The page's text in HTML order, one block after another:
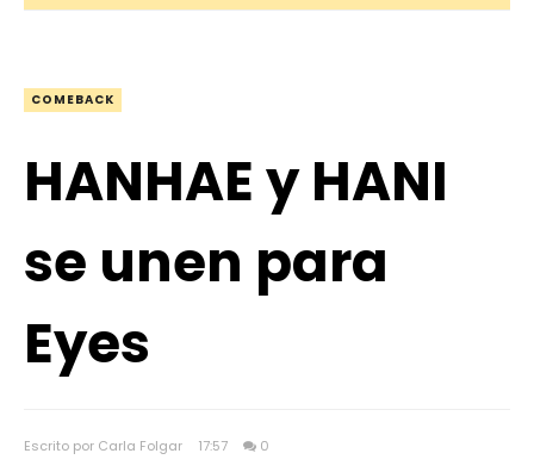
COMEBACK
HANHAE y HANI
se unen para
Eyes
Escrito por Carla Folgar 17:57 0